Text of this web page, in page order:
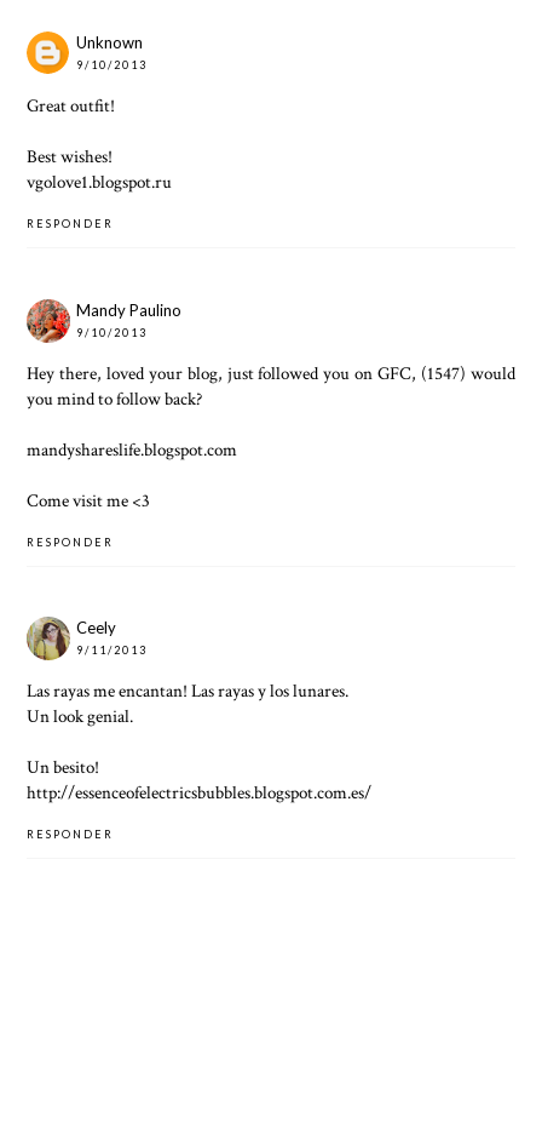
Unknown
9/10/2013
Great outfit!
Best wishes!
vgolove1.blogspot.ru
RESPONDER
Mandy Paulino
9/10/2013
Hey there, loved your blog, just followed you on GFC, (1547) would
you mind to follow back?
mandyshareslife.blogspot.com
Come visit me <3
RESPONDER
Ceely
9/11/2013
Las rayas me encantan! Las rayas y los lunares.
Un look genial.
Un besito!
http://essenceofelectricsbubbles.blogspot.com.es/
RESPONDER